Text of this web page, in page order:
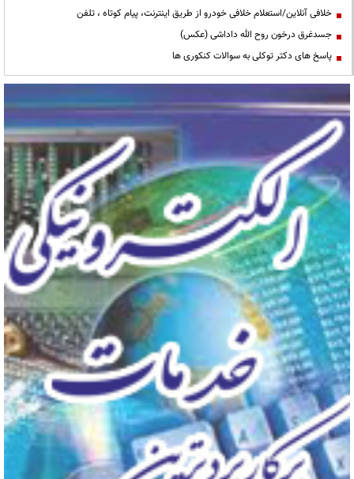
خلافی آنلاین/استعلام خلافی خودرو از طریق اینترنت، پیام کوتاه ، تلفن
جسدغرق درخون روح الله داداشی (عکس)
پاسخ های دکتر توکلی به سوالات کنکوری ها